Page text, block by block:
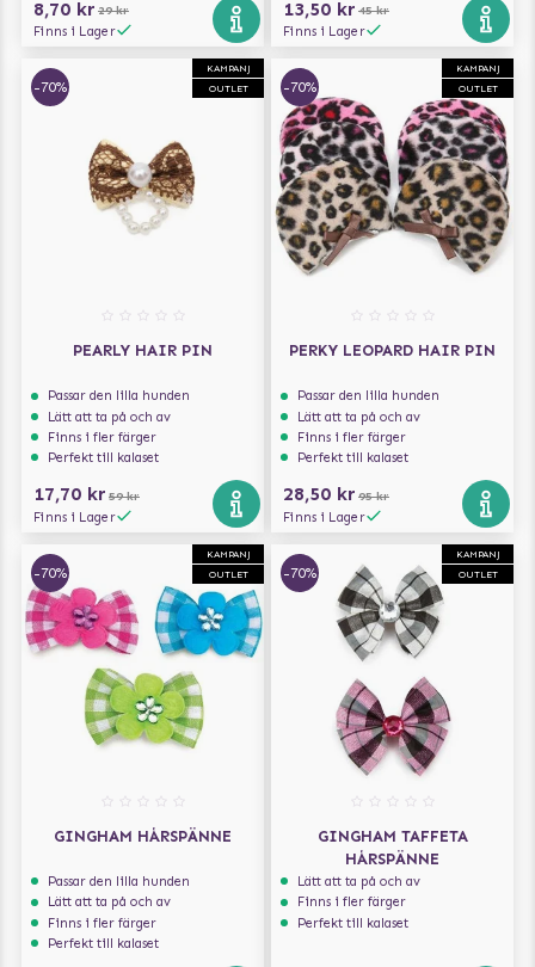
8,70 kr 29 kr
Finns i Lager
13,50 kr 45 kr
Finns i Lager
KAMPANJ
OUTLET
-70%
PEARLY HAIR PIN
Passar den lilla hunden
Lätt att ta på och av
Finns i fler färger
Perfekt till kalaset
17,70 kr 59 kr
Finns i Lager
KAMPANJ
OUTLET
-70%
PERKY LEOPARD HAIR PIN
Passar den lilla hunden
Lätt att ta på och av
Finns i fler färger
Perfekt till kalaset
28,50 kr 95 kr
Finns i Lager
KAMPANJ
OUTLET
-70%
GINGHAM HÅRSPÄNNE
Passar den lilla hunden
Lätt att ta på och av
Finns i fler färger
Perfekt till kalaset
KAMPANJ
OUTLET
-70%
GINGHAM TAFFETA
HÅRSPÄNNE
Lätt att ta på och av
Finns i fler färger
Perfekt till kalaset